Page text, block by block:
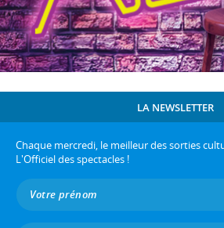
LA NEWSLETTER
Chaque mercredi, le meilleur des sorties
L'Officiel des spectacles !